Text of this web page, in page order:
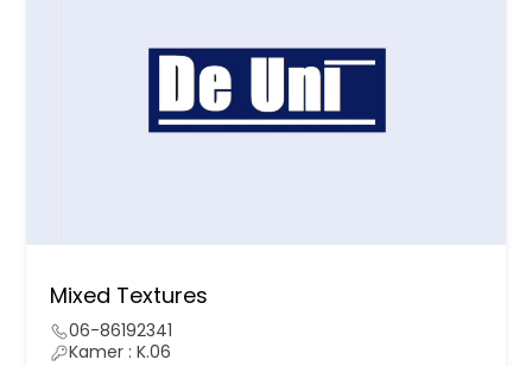
Mixed Textures
06-86192341
Kamer : K.06